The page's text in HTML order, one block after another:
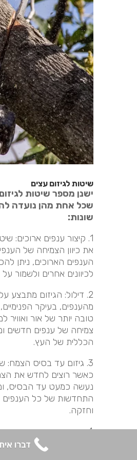
שיטות לגיזום עצים
ישנן מספר שיטות
שכל אחת מהן נועדה
שונות:
1. קיצור ענפים ארוכים:
את כיוון הצמיחה של
הענפים הארוכים, ניתן
לכיוונים אחרים ולשמור על
2. דילול: הגיזום מתבצע
מהענפים, בעיקר
טובה יותר של אור
צמיחה של ענפים חדשים
הכללית של העץ.
3. גיזום עד בסיס הצמח:
כאשר רוצים לחדש את
נעשה כמעט עד הבסיס,
התחדשות של כל הענפים
וחזקה.
4. הרמת נוף: גיזום
הנמוכים של העץ, ובכך
(הנוף). פעולה זו מקלה על
דברו